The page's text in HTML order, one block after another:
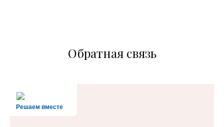
Обратная связь
Решаем вместе